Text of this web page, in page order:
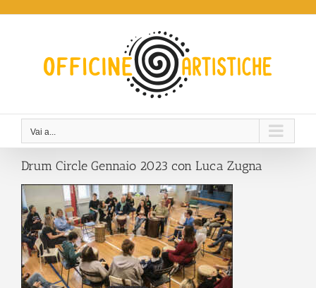
Vai a...
Drum Circle Gennaio 2023 con Luca Zugna